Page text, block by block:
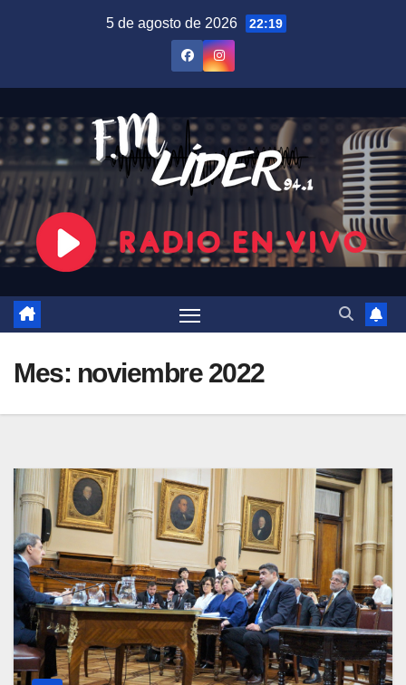
5 de agosto de 2026 22:19
Mes: noviembre 2022